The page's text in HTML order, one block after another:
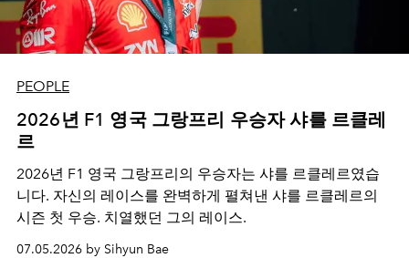
PEOPLE
2026년 F1 영국 그랑프리 우승자 샤를 르클레
르
2026년 F1 영국 그랑프리의 우승자는 샤를 르클레르였습
니다. 자신의 레이스를 완벽하게 펼쳐낸 샤를 르클레르의
시즌 첫 우승. 치열했던 그의 레이스.
07.05.2026 by Sihyun Bae